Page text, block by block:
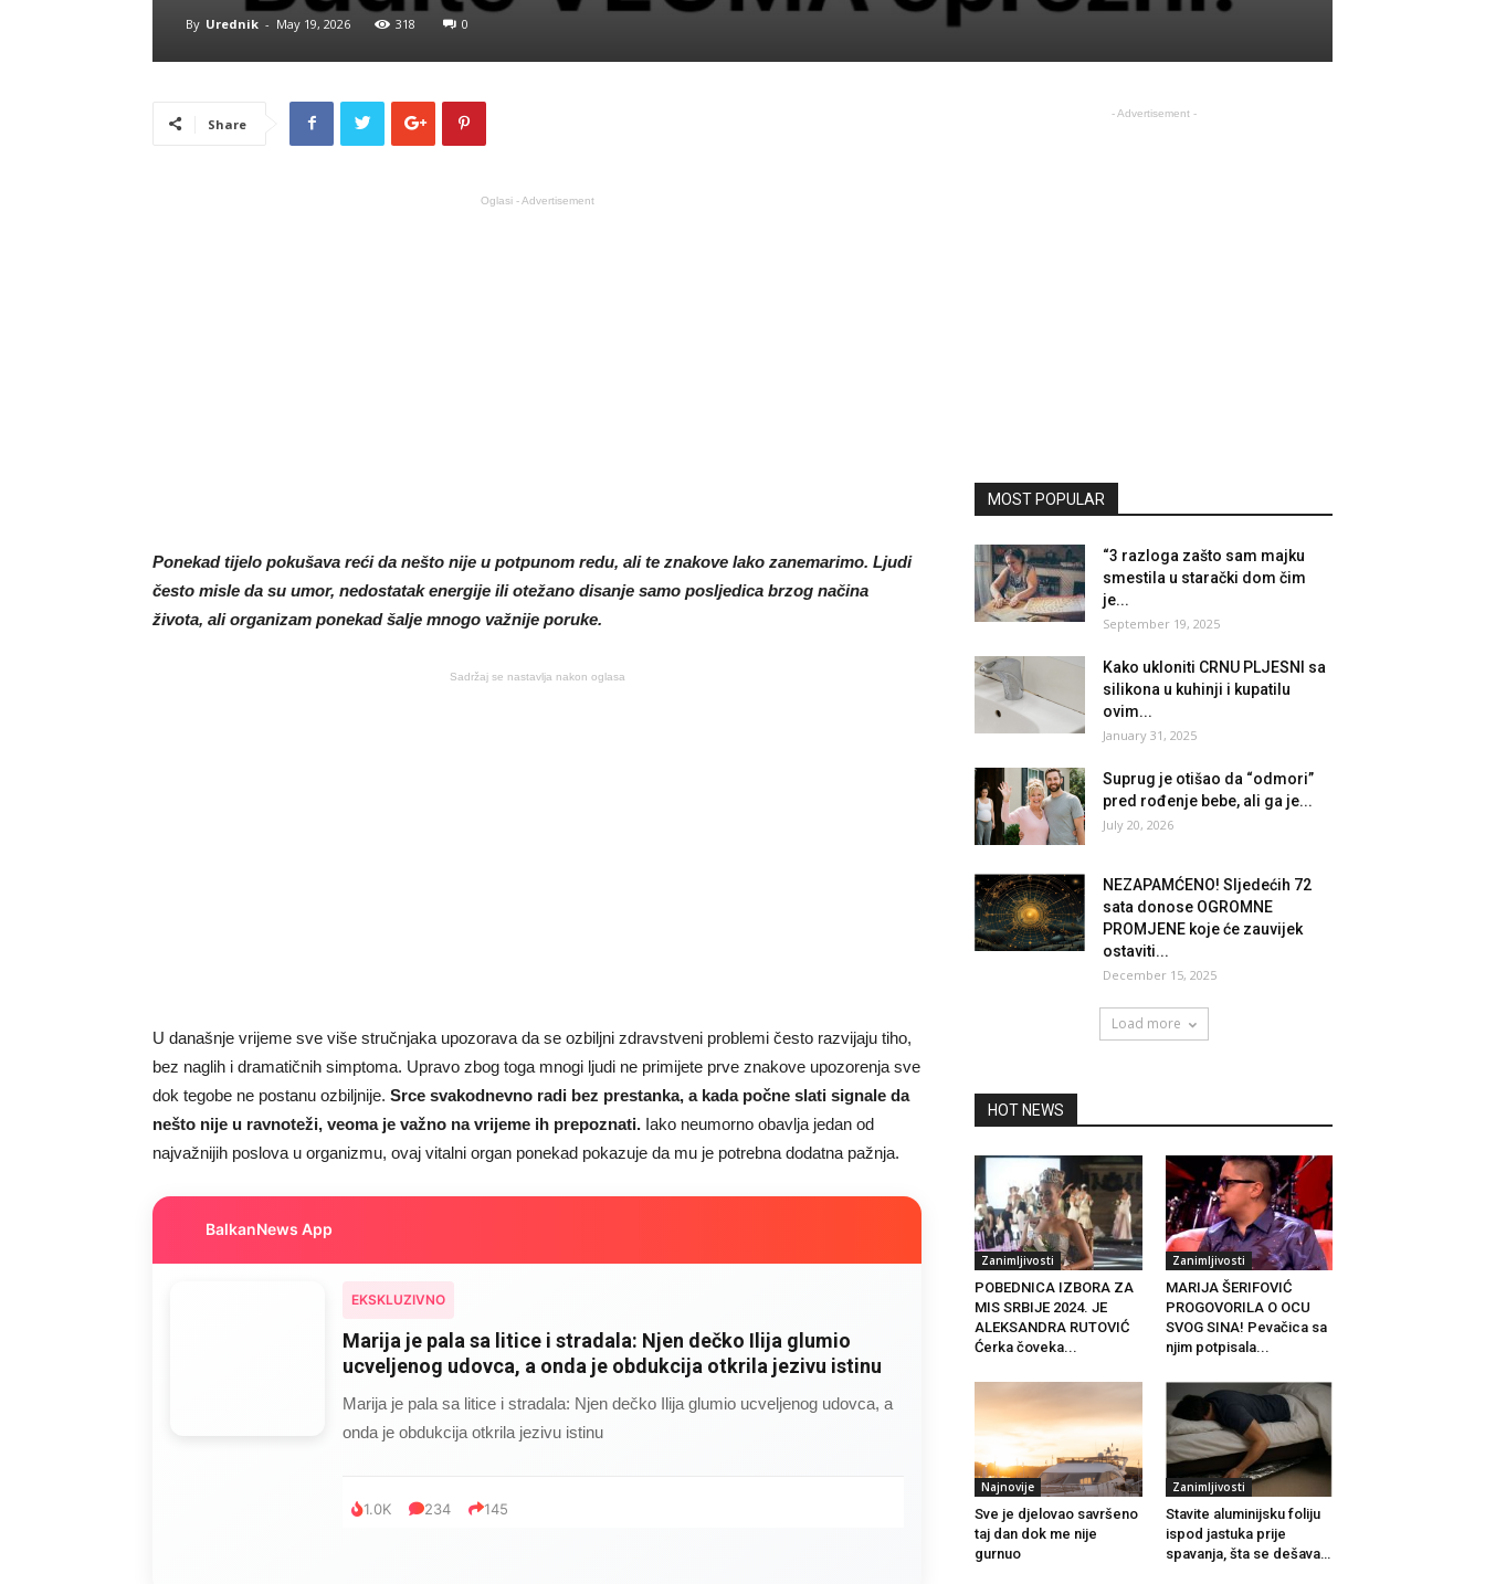
By Urednik - May 19, 2026 318 0
Share
Oglasi - Advertisement
Ponekad tijelo pokušava reći da nešto nije u potpunom redu, ali te znakove lako zanemarimo. Ljudi
često misle da su umor, nedostatak energije ili otežano disanje samo posljedica brzog načina
života, ali organizam ponekad šalje mnogo važnije poruke.
Sadržaj se nastavlja nakon oglasa
U današnje vrijeme sve više stručnjaka upozorava da se ozbiljni zdravstveni problemi često razvijaju tiho,
bez naglih i dramatičnih simptoma. Upravo zbog toga mnogi ljudi ne primijete prve znakove upozorenja sve
dok tegobe ne postanu ozbiljnije. Srce svakodnevno radi bez prestanka, a kada počne slati signale da
nešto nije u ravnoteži, veoma je važno na vrijeme ih prepoznati. Iako neumorno obavlja jedan od
najvažnijih poslova u organizmu, ovaj vitalni organ ponekad pokazuje da mu je potrebna dodatna pažnja.
BalkanNews App
EKSKLUZIVNO
Marija je pala sa litice i stradala: Njen dečko Ilija glumio
ucveljenog udovca, a onda je obdukcija otkrila jezivu istinu
Marija je pala sa litice i stradala: Njen dečko Ilija glumio ucveljenog udovca, a
onda je obdukcija otkrila jezivu istinu
1.0K 234 145
- Advertisement -
MOST POPULAR
“3 razloga zašto sam majku
smestila u starački dom čim
je...
September 19, 2025
Kako ukloniti CRNU PLJESNI sa
silikona u kuhinji i kupatilu
ovim...
January 31, 2025
Suprug je otišao da “odmori”
pred rođenje bebe, ali ga je...
July 20, 2026
NEZAPAMĆENO! Sljedećih 72
sata donose OGROMNE
PROMJENE koje će zauvijek
ostaviti...
December 15, 2025
Load more
HOT NEWS
Zanimljivosti
POBEDNICA IZBORA ZA
MIS SRBIJE 2024. JE
ALEKSANDRA RUTOVIĆ
Ćerka čoveka...
Zanimljivosti
MARIJA ŠERIFOVIĆ
PROGOVORILA O OCU
SVOG SINA! Pevačica sa
njim potpisala...
Najnovije
Sve je djelovao savršeno
taj dan dok me nije
gurnuo
Zanimljivosti
Stavite aluminijsku foliju
ispod jastuka prije
spavanja, šta se dešava…